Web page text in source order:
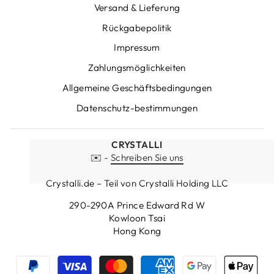
Versand & Lieferung
Rückgabepolitik
Impressum
Zahlungsmöglichkeiten
Allgemeine Geschäftsbedingungen
Datenschutz-bestimmungen
CRYSTALLI
✉️ - Schreiben Sie uns
Crystalli.de – Teil von Crystalli Holding LLC
290-290A Prince Edward Rd W
Kowloon Tsai
Hong Kong